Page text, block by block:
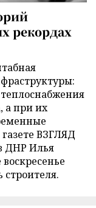
рекордах
а при их
ВЗГЛЯД
ДНР Илья
строителя.